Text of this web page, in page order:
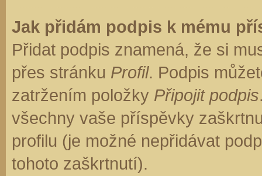
Jak přidám podpis k mému
Přidat podpis znamená, že si
přes stránku Profil. Podpis
zatržením položky Připojit podpis
všechny vaše příspěvky
profilu (je možné nepřidávat
tohoto zaškrtnutí).